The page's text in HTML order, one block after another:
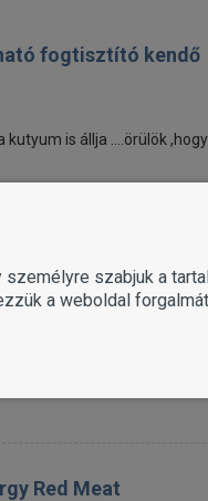
fogtisztító kendő
kutyum is állja ....örülök
& Spinach
🙂
Red Meat
szabjuk a
a weboldal